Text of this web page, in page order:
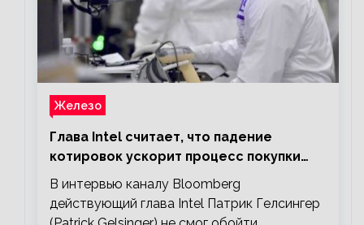
Железо
Глава Intel считает, что падение
котировок ускорит процесс покупки
мелких компаний крупными
В интервью каналу Bloomberg
действующий глава Intel Патрик Гелсингер